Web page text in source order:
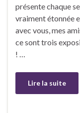
présente chaque
vraiment étonnée
avec vous, mes
ce sont trois
! …
Lire la suite